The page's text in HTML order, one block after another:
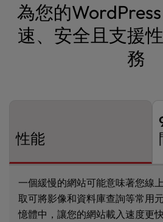
為您的
速、安全且支援
務
性能
一個緩慢的網站可能意味著您線
取可將影像和資料庫查詢等常用
憶體中，讓您的網站載入速度更